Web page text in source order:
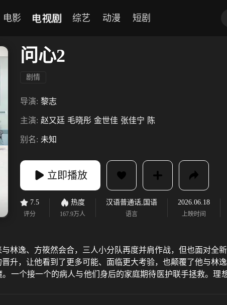
电影 电视剧 综艺 动漫 短剧
问心2
剧情
导演: 黎志
主演: 赵又廷 毛晓彤 金世佳 张佳宁 陈
别名: 未知
立即播放
7.5
评分
热度
167.9万人
汉语普通话,国语
语言
2026.06.18
上映时间
林逸、方筱然会合，三人小分队再度并肩作战，但也面对
升，让他看到了更多可能、面临更大考验，也颠覆了他与
一个接一个的病人与他们身后的家庭期待医护联手拯救。理